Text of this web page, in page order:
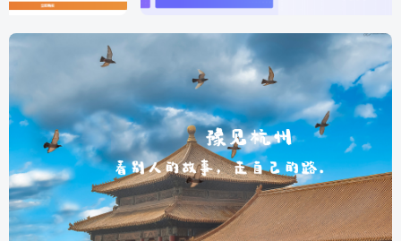
经验分享，大到工地现场，小到软件应用！金瓦刀为您全面开启！